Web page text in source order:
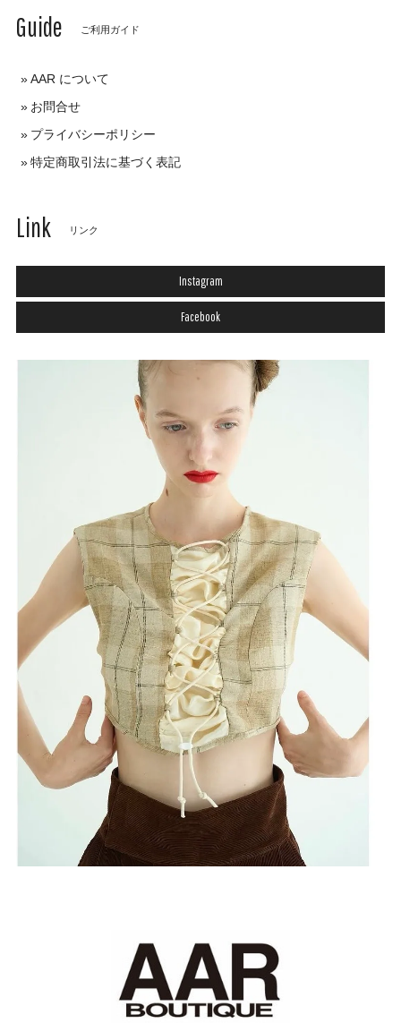
Guide ご利用ガイド
AAR について
お問合せ
プライバシーポリシー
特定商取引法に基づく表記
Link リンク
Instagram
Facebook